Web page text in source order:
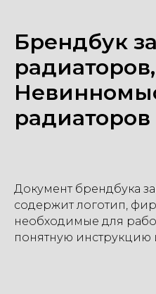
Брендбук
радиаторов,
Документ брендбука
содержит логотип,
необходимые для
понятную инструкцию